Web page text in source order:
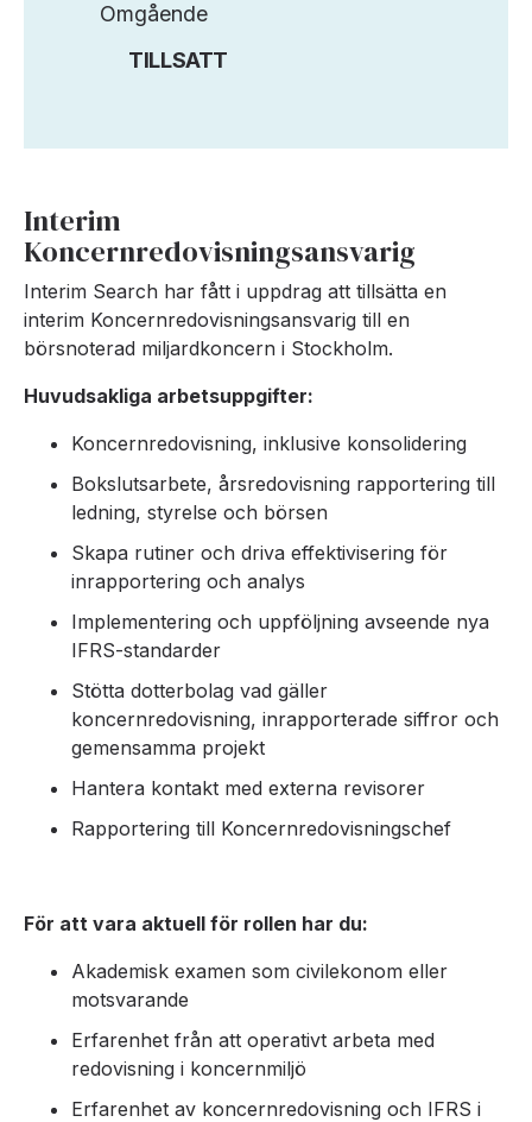
Omgående
TILLSATT
Interim
Koncernredovisningsansvarig
Interim Search har fått i uppdrag att tillsätta en
interim Koncernredovisningsansvarig till en
börsnoterad miljardkoncern i Stockholm.
Huvudsakliga arbetsuppgifter:
Koncernredovisning, inklusive konsolidering
Bokslutsarbete, årsredovisning rapportering till
ledning, styrelse och börsen
Skapa rutiner och driva effektivisering för
inrapportering och analys
Implementering och uppföljning avseende nya
IFRS-standarder
Stötta dotterbolag vad gäller
koncernredovisning, inrapporterade siffror och
gemensamma projekt
Hantera kontakt med externa revisorer
Rapportering till Koncernredovisningschef
För att vara aktuell för rollen har du:
Akademisk examen som civilekonom eller
motsvarande
Erfarenhet från att operativt arbeta med
redovisning i koncernmiljö
Erfarenhet av koncernredovisning och IFRS i